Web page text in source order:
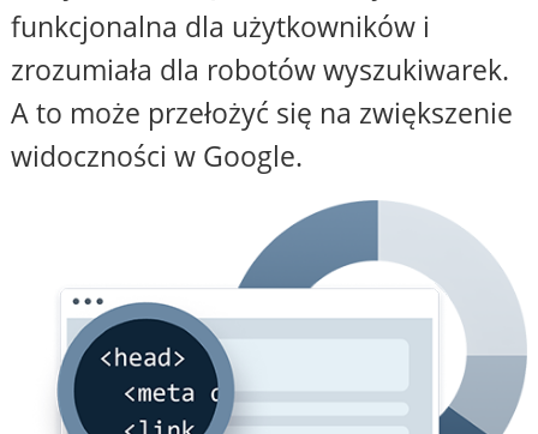
funkcjonalna dla użytkowników i
zrozumiała dla robotów wyszukiwarek.
A to może przełożyć się na zwiększenie
widoczności w Google.